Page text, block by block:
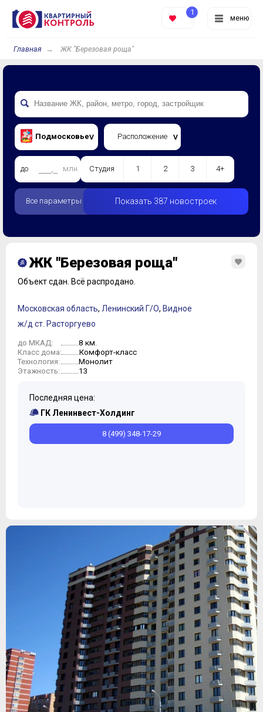
меню
1
Главная ЖК "Березовая роща"
Подмосковье Расположение
до млн. Студия 1 2 3 4+
Все параметры Показать 387 новостроек
ЖК "Березовая роща"
Объект сдан. Всё распродано.
Московская область, Ленинский Г/О, Видное
ж/д ст. Расторгуево
до МКАД: 8 км.
Класс дома: Комфорт-класс
Технология: Монолит
Этажность: 13
Последняя цена:
ГК Ленинвест-Холдинг
8 (499) 348-17-29